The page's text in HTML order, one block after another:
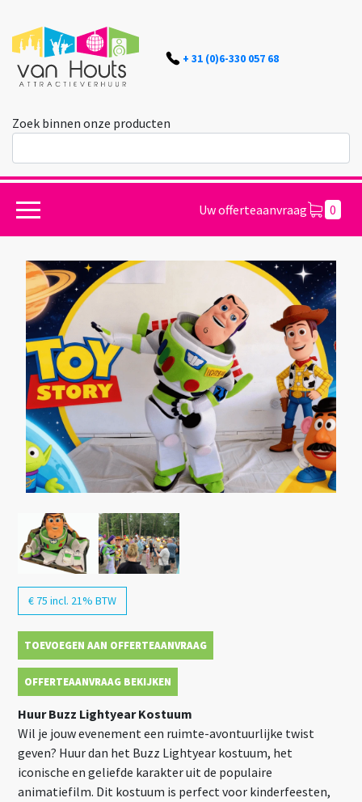
+ 31 (0)6-330 057 68
Zoek binnen onze producten
Uw offerteaanvraag 0
€ 75 incl. 21% BTW
TOEVOEGEN AAN OFFERTEAANVRAAG
OFFERTEAANVRAAG BEKIJKEN
Huur Buzz Lightyear Kostuum
Wil je jouw evenement een ruimte-avontuurlijke twist
geven? Huur dan het Buzz Lightyear kostuum, het
iconische en geliefde karakter uit de populaire
animatiefilm. Dit kostuum is perfect voor kinderfeesten,